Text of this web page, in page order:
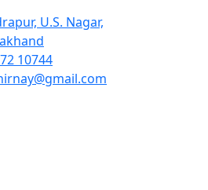
U.S. Nagar,
10744